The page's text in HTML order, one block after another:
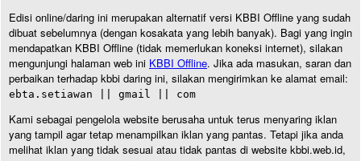
Edisi online/daring ini merupakan alternatif versi KBBI Offline yang sudah
dibuat sebelumnya (dengan kosakata yang lebih banyak). Bagi yang ingin
mendapatkan KBBI Offline (tidak memerlukan koneksi internet), silakan
mengunjungi halaman web ini KBBI Offline. Jika ada masukan, saran dan
perbaikan terhadap kbbi daring ini, silakan mengirimkan ke alamat email:
ebta.setiawan || gmail || com
Kami sebagai pengelola website berusaha untuk terus menyaring iklan
yang tampil agar tetap menampilkan iklan yang pantas. Tetapi jika anda
melihat iklan yang tidak sesuai atau tidak pantas di website kbbi.web.id,